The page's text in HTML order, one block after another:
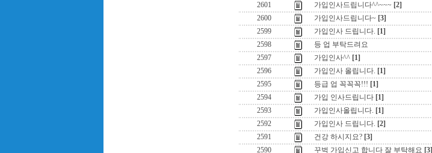
2601
가입인사드립니다^^~~~ [2]
2600
가입인사드립니다~ [3]
2599
가입인사 드립니다. [1]
2598
등 업 부탁드려요
2597
가입인사^^ [1]
2596
가입인사 올립니다. [1]
2595
등급 업 꼭꼭꼭!!! [1]
2594
가입 인사드립니다 [1]
2593
가입인사올립니다. [1]
2592
가입인사 드립니다. [2]
2591
건강 하시지요? [3]
2590
꾸벅 가입신고 합니다 잘 부탁해요 [3]